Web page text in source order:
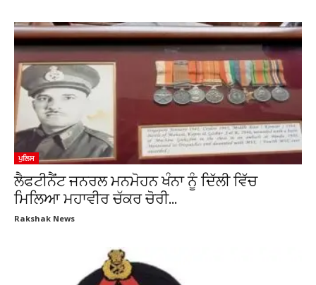
ਪੁਲਿਸ
ਲੈਫਟੀਨੈਂਟ ਜਨਰਲ ਮਨਮੋਹਨ ਖੰਨਾ ਨੂੰ ਦਿੱਲੀ ਵਿੱਚ
ਮਿਲਿਆ ਮਹਾਵੀਰ ਚੱਕਰ ਚੋਰੀ...
Rakshak News